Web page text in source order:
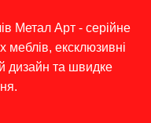
Метал Арт - серійне
меблів, ексклюзивні
дизайн та швидке